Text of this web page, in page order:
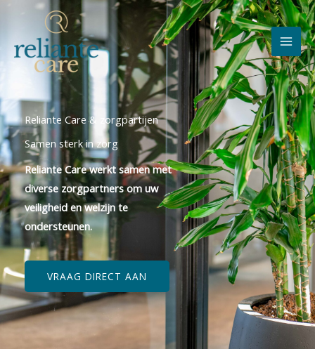
content
Reliante Care & zorgpartijen
Samen sterk in zorg
Reliante Care werkt samen met
diverse zorgpartners om uw
veiligheid en welzijn te
ondersteunen.
VRAAG DIRECT AAN